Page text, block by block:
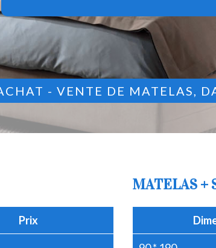
- VENTE DE MATELAS,
Prix
MATELAS +